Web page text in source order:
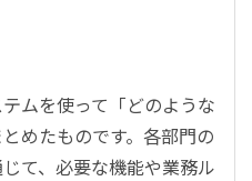
ムを使って「どのような
めたものです。各部門の
て、必要な機能や業務ル